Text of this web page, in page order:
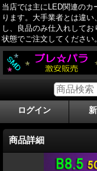
当店では主にLED関連の
ります。大手業者とは違
し、良品のみ仕­入れして
状態でご注文してください。
ログイン
商品詳細